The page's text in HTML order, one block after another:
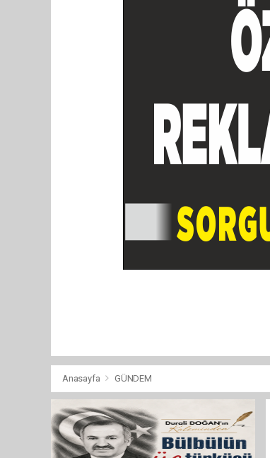
Anasayfa GÜNDEM